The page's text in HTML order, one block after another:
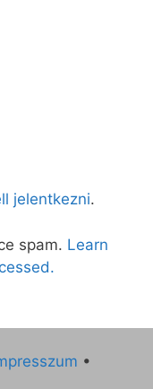
jelentkezni.
spam. Learn
•